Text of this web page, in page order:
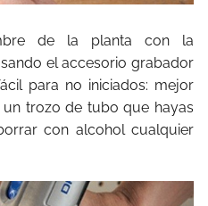
de la planta con la
el accesorio grabador
para no iniciados: mejor
trozo de tubo que hayas
con alcohol cualquier